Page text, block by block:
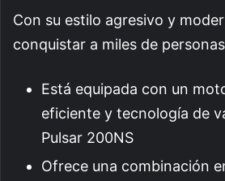
Con su estilo agresivo y
conquistar a miles de
Está equipada con un
eficiente y tecnología de
Pulsar 200NS
Ofrece una combinación